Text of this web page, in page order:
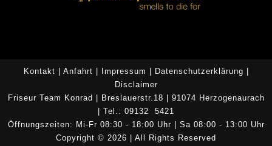
Kontakt | Anfahrt | Impressum | Datenschutzerklärung |
Disclaimer
Friseur Team Konrad | Breslauerstr.18 | 91074 Herzogenaurach
| Tel.: 09132 5421
Öffnungszeiten: Mi-Fr 08:30 - 18:00 Uhr | Sa 08:00 - 13:00 Uhr
Copyright © 2026 | All Rights Reserved